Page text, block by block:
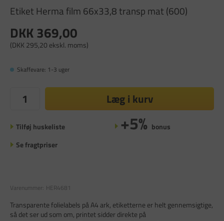
Etiket Herma film 66x33,8 transp mat (600)
DKK 369,00
(DKK 295,20 ekskl. moms)
Skaffevare: 1-3 uger
Læg i kurv
Tilføj huskeliste +5% bonus
Se fragtpriser
Varenummer: HER4681
Transparente folielabels på A4 ark, etiketterne er helt gennemsigtige,
så det ser ud som om, printet sidder direkte på